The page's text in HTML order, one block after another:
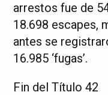
arrestos fue de
18.698 escapes,
antes se
16.985 ‘fugas’.
Fin del Título 42